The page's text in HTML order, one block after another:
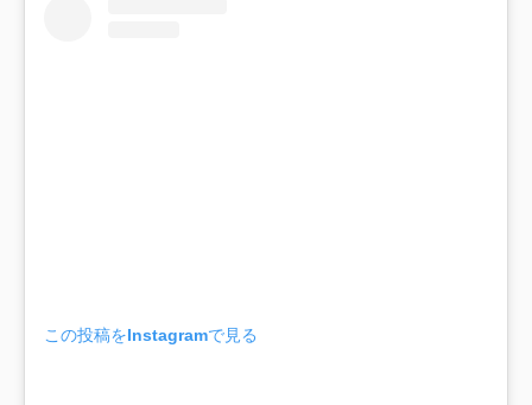
この投稿をInstagramで見る